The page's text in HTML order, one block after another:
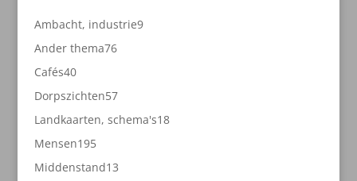
Ambacht, industrie99
Ander thema7676
Cafés4040
producten
Dorpszichten5757
producten
Landkaarten, schema's1818
Mensen195195
producten
Middenstand1313